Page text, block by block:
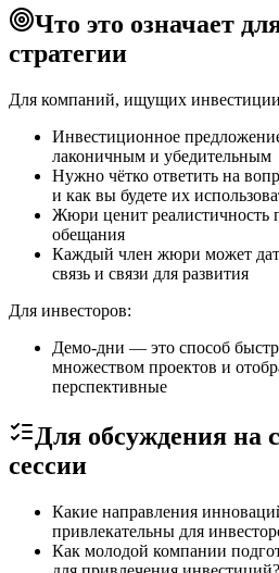
Что это означает
стратегии
Для компаний, ищущих
Инвестиционное
лаконичным и убедительным
Нужно чётко ответить на
и как вы будете их
Жюри ценит реалистичность
обещания
Каждый член жюри может
связь и связи для развития
Для инвесторов:
Демо-дни — это способ
множеством проектов и
перспективные
Для обсуждения на
сессии
Какие направления
привлекательны для
Как молодой компании